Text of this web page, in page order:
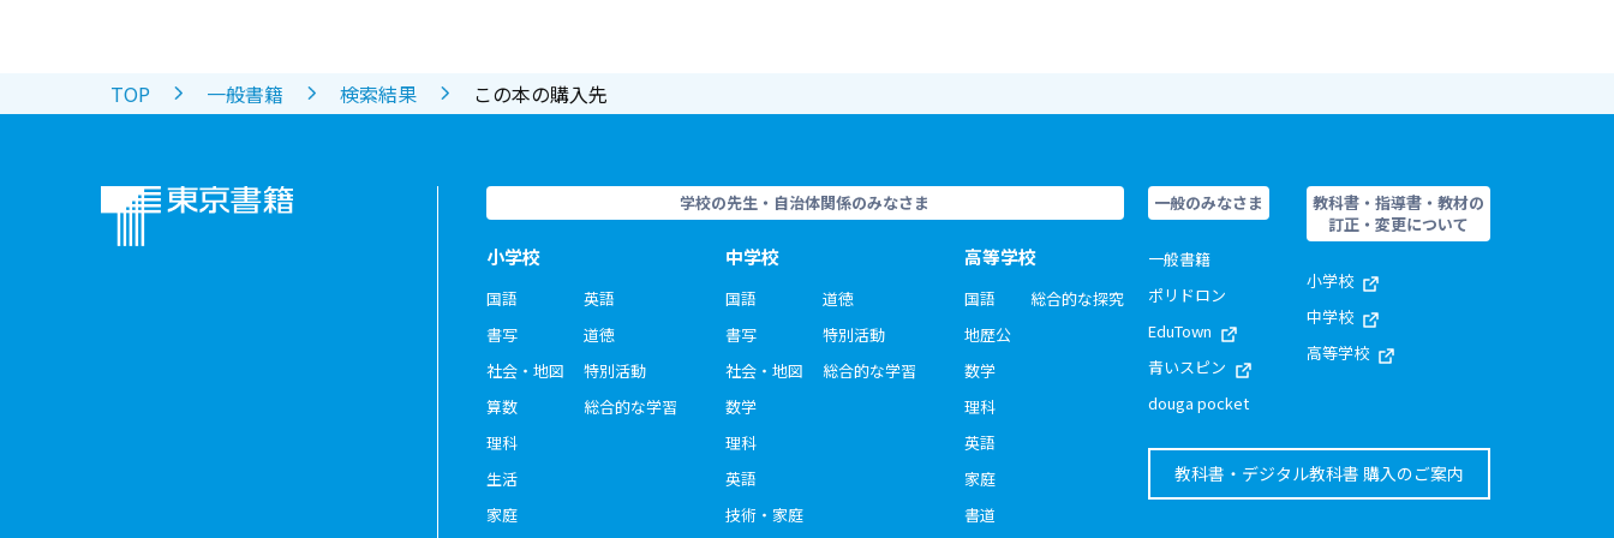
TOP 一般書籍 検索結果 この本の購入先
学校の先生・自治体関係のみなさま
小学校
国語
書写
社会・地図
算数
理科
生活
家庭
英語
道徳
特別活動
総合的な学習
中学校
国語
書写
社会・地図
数学
理科
英語
技術・家庭
道徳
特別活動
総合的な学習
高等学校
国語
地歴公
数学
理科
英語
家庭
書道
総合的な探究
一般のみなさま
一般書籍
ポリドロン
EduTown
青いスピン
douga pocket
教科書・指導書・教材の
訂正・変更について
小学校
中学校
高等学校
教科書・デジタル教科書 購入のご案内